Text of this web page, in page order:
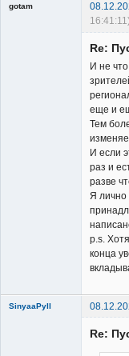
gotam
16:41:11)
Re:
И не
еще и
Тем
И если
раз и
разве
Я лично
p.s.
конца
SinyaaPyll
Re: